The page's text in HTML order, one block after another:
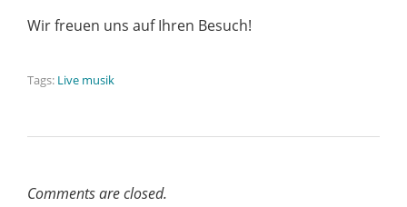
Wir freuen uns auf Ihren Besuch!
Tags: Live musik
Comments are closed.